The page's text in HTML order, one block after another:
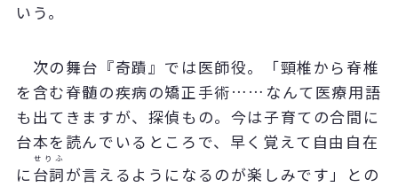
いう。
次の舞台『奇蹟』では医師役。「頸椎から脊椎
を含む脊髄の疾病の矯正手術…… なんて医療用語
も出てきますが、探偵もの。今は子育ての合間に
台本を読んでいるところで、早く覚えて自由自在
に 台詞
せりふ
が言えるようになるのが楽しみです」との